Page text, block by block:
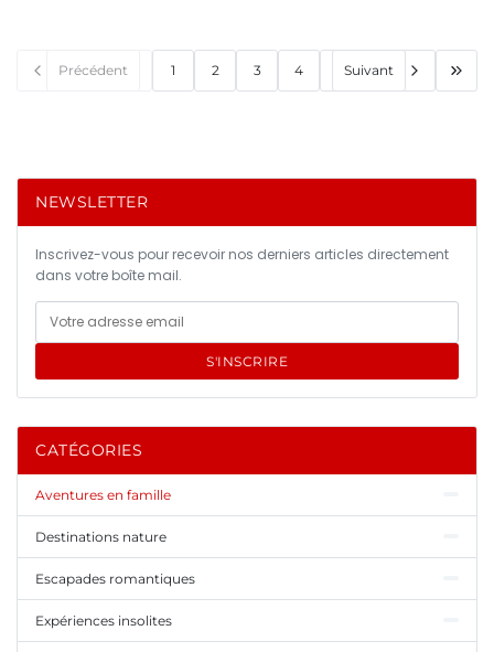
Précédent 1 2 3 4 Suivant
NEWSLETTER
Inscrivez-vous pour recevoir nos derniers articles directement
dans votre boîte mail.
S'INSCRIRE
CATÉGORIES
Aventures en famille
Destinations nature
Escapades romantiques
Expériences insolites